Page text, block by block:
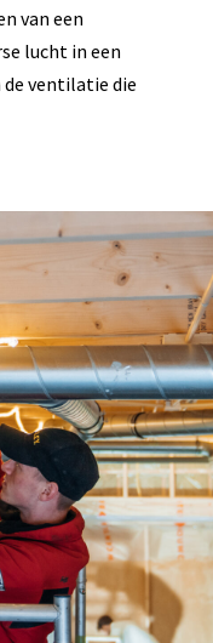
van een
lucht in een
de ventilatie die